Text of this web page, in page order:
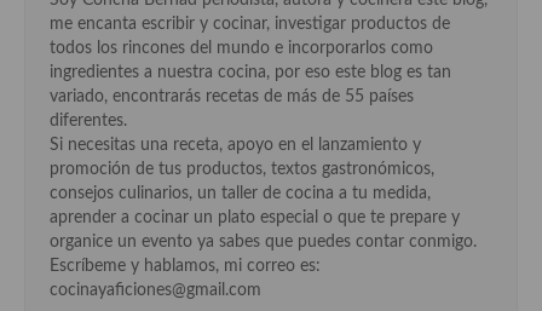
Cocina Luxemburgo
Cocina Polaca
Cocina portuguesa
Cocina Rusa
Cocina Sueca
Cocina Suiza
me encanta escribir y cocinar, investigar productos de
todos los rincones del mundo e incorporarlos como
ingredientes a nuestra cocina, por eso este blog es tan
variado, encontrarás recetas de más de 55 países
diferentes.
Si necesitas una receta, apoyo en el lanzamiento y
promoción de tus productos, textos gastronómicos,
consejos culinarios, un taller de cocina a tu medida,
aprender a cocinar un plato especial o que te prepare y
organice un evento ya sabes que puedes contar conmigo.
Escríbeme y hablamos, mi correo es:
cocinayaficiones@gmail.com